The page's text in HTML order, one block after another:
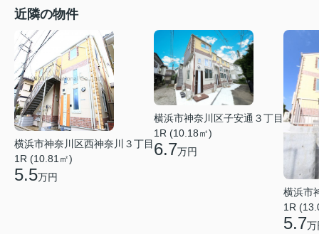
近隣の物件
横浜市神奈川区西神奈川３丁目
1R (10.81㎡)
5.5万円
横浜市神奈川区子安通３丁目
1R (10.18㎡)
6.7万円
横浜市
1R
5.7万